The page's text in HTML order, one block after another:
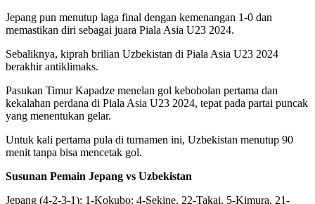
Jepang pun menutup laga final dengan kemenangan 1-0 dan
memastikan diri sebagai juara Piala Asia U23 2024.
Sebaliknya, kiprah brilian Uzbekistan di Piala Asia U23 2024
berakhir antiklimaks.
Pasukan Timur Kapadze menelan gol kebobolan pertama dan
kekalahan perdana di Piala Asia U23 2024, tepat pada partai puncak
yang menentukan gelar.
Untuk kali pertama pula di turnamen ini, Uzbekistan menutup 90
menit tanpa bisa mencetak gol.
Susunan Pemain Jepang vs Uzbekistan
Jepang (4-2-3-1): 1-Kokubo; 4-Sekine, 22-Takai, 5-Kimura, 21-